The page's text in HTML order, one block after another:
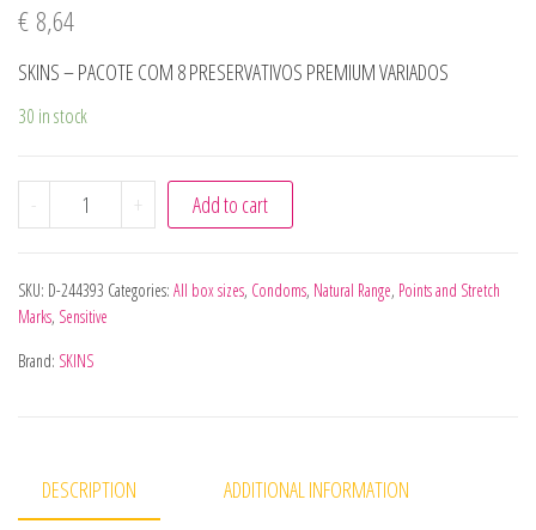
€ 8,64
SKINS – PACOTE COM 8 PRESERVATIVOS PREMIUM VARIADOS
30 in stock
- SKINS - PACOTE COM 8 PRESERVATIVOS PREMIUM
+ Add to cart
SKU: D-244393 Categories: All box sizes, Condoms, Natural Range, Points and Stretch
Marks, Sensitive
Brand: SKINS
DESCRIPTION ADDITIONAL INFORMATION